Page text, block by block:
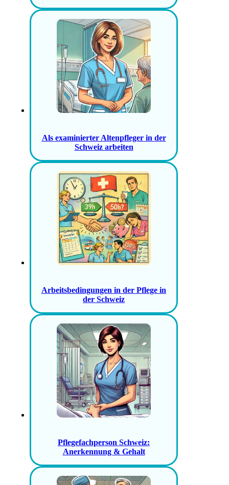
Als examinierter Altenpfleger in der
Schweiz arbeiten
Arbeitsbedingungen in der Pflege in
der Schweiz
Pflegefachperson Schweiz:
Anerkennung & Gehalt